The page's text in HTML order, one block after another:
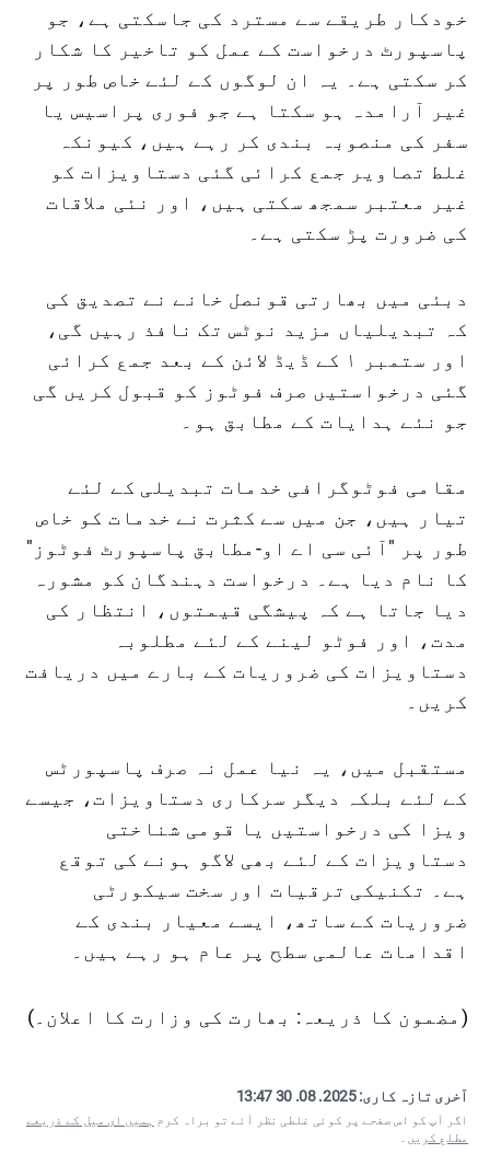
خودکار طریقے سے مسترد کی جاسکتی ہے، جو
پاسپورٹ درخواست کے عمل کو تاخیر کا شکار
کر سکتی ہے۔ یہ ان لوگوں کے لئے خاص طور پر
غیر آرامدہ ہو سکتا ہے جو فوری پراسیس یا
سفر کی منصوبہ بندی کر رہے ہیں، کیونکہ
غلط تصاویر جمع کرائی گئی دستاویزات کو
غیر معتبر سمجھ سکتی ہیں، اور نئی ملاقات
کی ضرورت پڑ سکتی ہے۔
دبئی میں بھارتی قونصل خانے نے تصدیق کی
کہ تبدیلیاں مزید نوٹس تک نافذ رہیں گی،
اور ستمبر ۱ کے ڈیڈ لائن کے بعد جمع کرائی
گئی درخواستیں صرف فوٹوز کو قبول کریں گی
جو نئے ہدایات کے مطابق ہو۔
مقامی فوٹوگرافی خدمات تبدیلی کے لئے
تیار ہیں، جن میں سے کثرت نے خدمات کو خاص
طور پر "آئی سی اے او-مطابق پاسپورٹ فوٹوز"
کا نام دیا ہے۔ درخواست دہندگان کو مشورہ
دیا جاتا ہے کہ پیشگی قیمتوں، انتظار کی
مدت، اور فوٹو لینے کے لئے مطلوبہ
دستاویزات کی ضروریات کے بارے میں دریافت
کریں۔
مستقبل میں، یہ نیا عمل نہ صرف پاسپورٹس
کے لئے بلکہ دیگر سرکاری دستاویزات، جیسے
ویزا کی درخواستیں یا قومی شناختی
دستاویزات کے لئے بھی لاگو ہونے کی توقع
ہے۔ تکنیکی ترقیات اور سخت سیکورٹی
ضروریات کے ساتھ، ایسے معیار بندی کے
اقدامات عالمی سطح پر عام ہو رہے ہیں۔
(مضمون کا ذریعہ: بھارت کی وزارت کا اعلان۔)
آخری تازہ کاری:2025. 08. 30 13:47
اگر آپ کو اس صفحے پر کوئی غلطی نظر آئے تو براہ کرم ہمیں ای میل کے ذریعے
مطلع کریں ۔